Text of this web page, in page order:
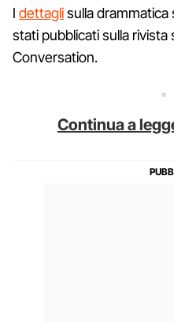
I dettaglisulla drammatica
stati pubblicati sulla rivista
Conversation.
Continua a